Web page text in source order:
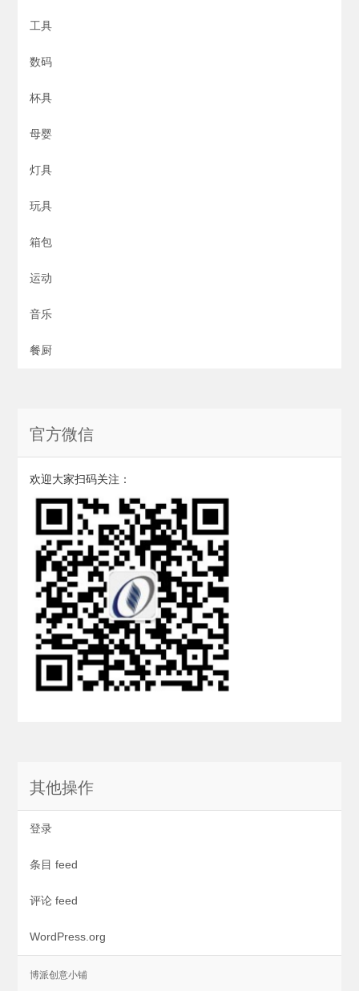
工具
数码
杯具
母婴
灯具
玩具
箱包
运动
音乐
餐厨
官方微信
欢迎大家扫码关注：
其他操作
登录
条目 feed
评论 feed
WordPress.org